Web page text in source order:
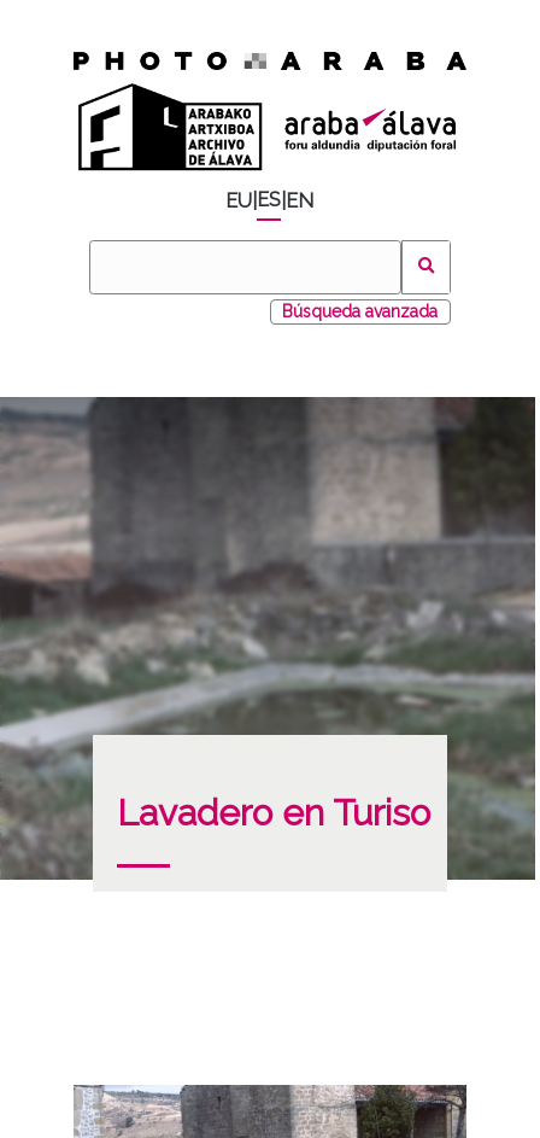
EU ES EN
Búsqueda avanzada
Lavadero en Turiso